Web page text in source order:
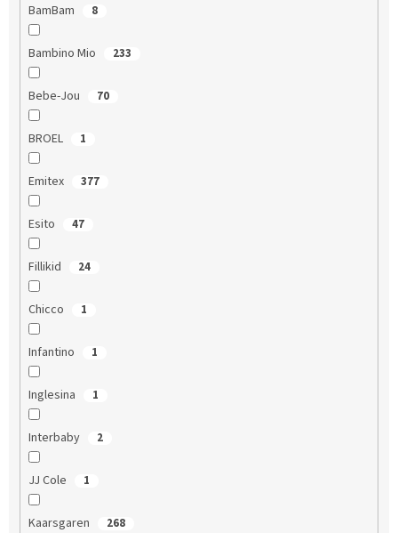
BamBam 8
Bambino Mio 233
Bebe-Jou 70
BROEL 1
Emitex 377
Esito 47
Fillikid 24
Chicco 1
Infantino 1
Inglesina 1
Interbaby 2
JJ Cole 1
Kaarsgaren 268